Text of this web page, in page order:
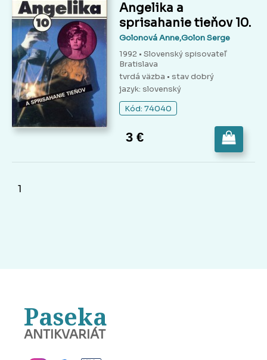
Angelika a
sprisahanie tieňov 10.
Golonová Anne,Golon Serge
1992 • Slovenský spisovateľ
Bratislava
tvrdá väzba • stav dobrý
jazyk: slovenský
Kód: 74040
3 €
1
Paseka
ANTIKVARIÁT